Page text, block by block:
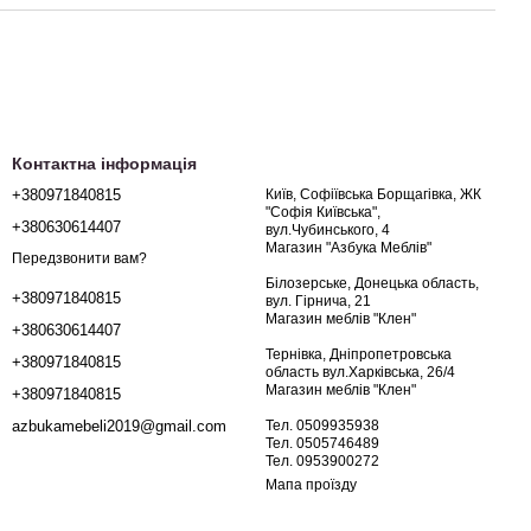
Контактна інформація
+380971840815
+380630614407
Передзвонити вам?
+380971840815
+380630614407
+380971840815
+380971840815
azbukamebeli2019@gmail.com
Київ, Софіївська Борщагівка, ЖК
"Софія Київська",
вул.Чубинського, 4
Магазин "Азбука Меблів"
Білозерське, Донецька область,
вул. Гірнича, 21
Магазин меблів "Клен"
Тернівка, Дніпропетровська
область вул.Харківська, 26/4
Магазин меблів "Клен"
Тел. 0509935938
Тел. 0505746489
Тел. 0953900272
Мапа проїзду